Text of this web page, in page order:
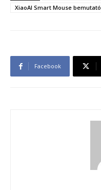
XiaoAI Smart Mouse bemutató
Facebook